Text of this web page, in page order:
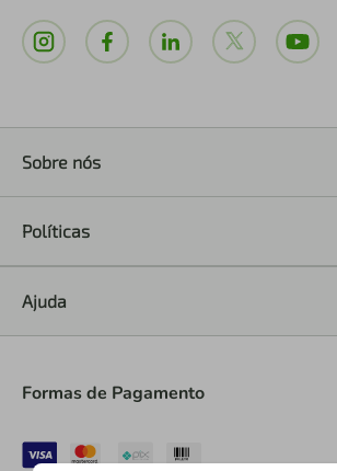
Sobre nós
Políticas
Ajuda
Formas de Pagamento